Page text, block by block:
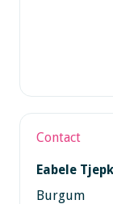
Contact
Eabele
Burgum